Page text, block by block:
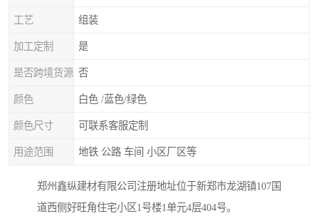
工艺 组装
加工定制 是
是否跨境货源 否
颜色 白色 /蓝色/绿色
颜色尺寸 可联系客服定制
用途范围 地铁 公路 车间 小区厂区等
郑州鑫纵建材有限公司注册地址位于新郑市龙湖镇107国
道西侧好旺角住宅小区1号楼1单元4层404号。